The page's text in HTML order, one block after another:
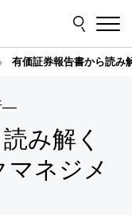
有価証券報告書から読
―
み解く
ネジメ